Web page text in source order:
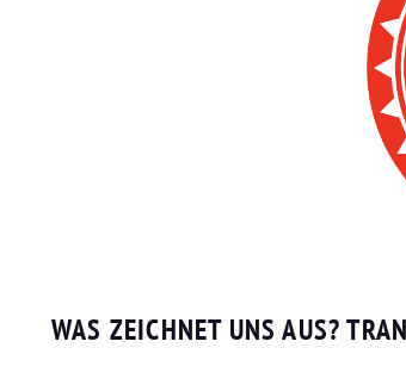
WAS ZEICHNET UNS AUS?